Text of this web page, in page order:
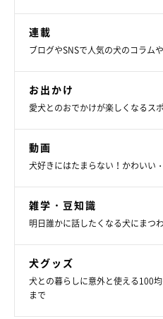
連載
ブログやSNSで人気の犬のコラム
お出かけ
愛犬とのおでかけが楽しくなるス
動画
犬好きにはたまらない！かわいい
雑学・豆知識
明日誰かに話したくなる犬にまつ
犬グッズ
犬との暮らしに意外と使える100
まで